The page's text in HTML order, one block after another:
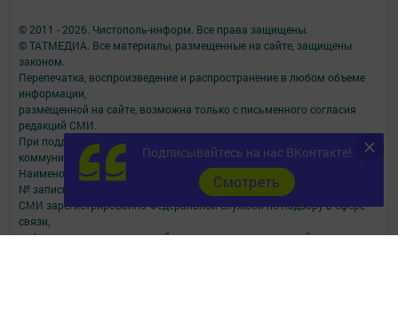
Подписывайтесь на нас ВКонтакте!
Cмотреть
© 2011 - 2026. Чистополь-информ. Все права защищены.
© ТАТМЕДИА. Все материалы, размещенные на сайте, защищены
законом.
Перепечатка, воспроизведение и распространение в любом объеме
информации,
размещенной на сайте, возможна только с письменного согласия
редакций СМИ.
При поддержке Республиканского агентства по печати и массовым
коммуникациям.
Наименование СМИ: Чистополь-информ
№ записи о регистрации СМИ, дата: Эл №ФС77-73817 от 28.09.2018 г.
СМИ зарегистрированно Федеральной службой по надзору в сфере
связи,
информационных технологий и массовых коммуникаций